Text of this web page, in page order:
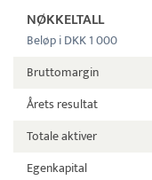
NØKKELTALL
Beløp i DKK 1 000
Bruttomargin
Årets resultat
Totale aktiver
Egenkapital